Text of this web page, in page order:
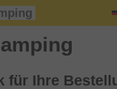
amping
für Ihre